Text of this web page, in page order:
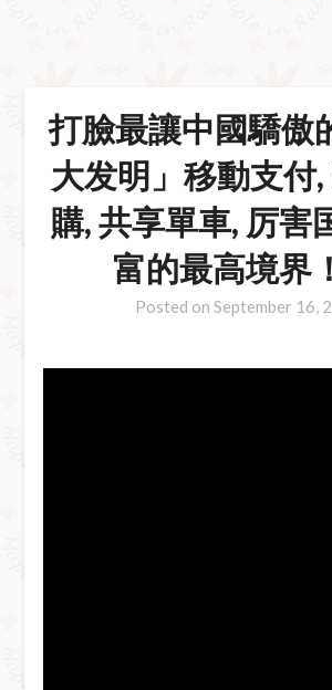
打臉最讓中國驕傲
大发明」移動支付,
購, 共享單車, 厉害
富的最高境界！
Posted on September 16,